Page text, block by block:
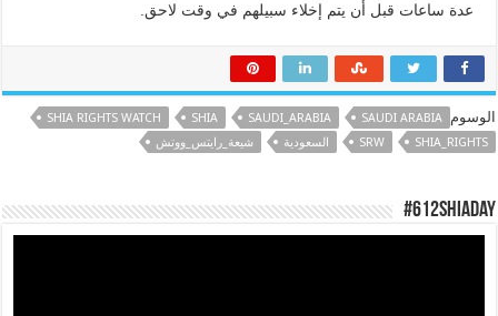
عدة ساعات قبل أن يتم إخلاء سبيلهم في وقت لاحق.
الوسوم SAUDI ARABIA
SAUDI_ARABIA
SHIA
SHIA RIGHTS WATCH
SHIA_RIGHTS
SRW السعودية شيعة_رايتس_ووتش
#612ShiaDay